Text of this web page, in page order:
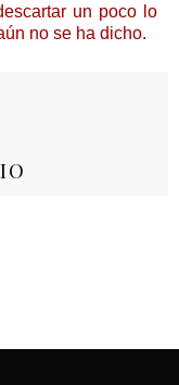
un poco lo
no se ha dicho.